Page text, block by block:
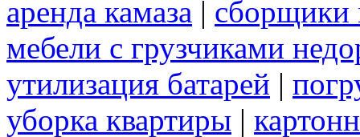
аренда камаза | сборщики
мебели с грузчиками
утилизация батарей |
уборка квартиры |